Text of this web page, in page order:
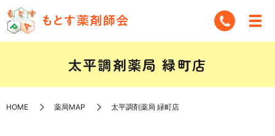
太平調剤薬局 緑町店
HOME 薬局MAP 太平調剤薬局 緑町店